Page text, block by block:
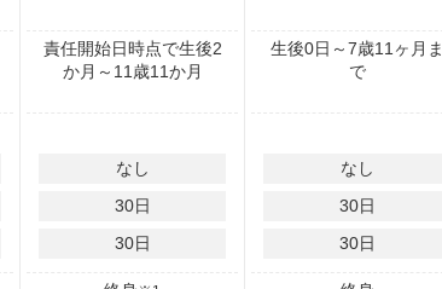
責任開始日時点で生後2
か月～11歳11か月
なし
30日
30日
生後0日～7歳11ヶ月ま
で
なし
30日
30日